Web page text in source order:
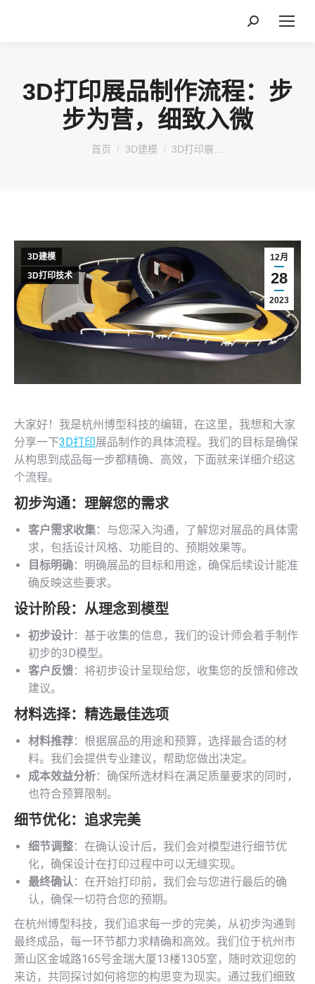
搜
3D打印展品制作流程：步
步为营，细致入微
您在这里：
首页 3D建模 3D打印展…
12月
28
2023
3D建模
3D打印技术
大家好！我是杭州博型科技的编辑，在这里，我想和大家
分享一下3D打印展品制作的具体流程。我们的目标是确保
从构思到成品每一步都精确、高效，下面就来详细介绍这
个流程。
初步沟通：理解您的需求
客户需求收集：与您深入沟通，了解您对展品的具体需
求，包括设计风格、功能目的、预期效果等。
目标明确：明确展品的目标和用途，确保后续设计能准
确反映这些要求。
设计阶段：从理念到模型
初步设计：基于收集的信息，我们的设计师会着手制作
初步的3D模型。
客户反馈：将初步设计呈现给您，收集您的反馈和修改
建议。
材料选择：精选最佳选项
材料推荐：根据展品的用途和预算，选择最合适的材
料。我们会提供专业建议，帮助您做出决定。
成本效益分析：确保所选材料在满足质量要求的同时，
也符合预算限制。
细节优化：追求完美
细节调整：在确认设计后，我们会对模型进行细节优
化，确保设计在打印过程中可以无缝实现。
最终确认 ：在开始打印前，我们会与您进行最后的确
认，确保一切符合您的预期。
在杭州博型科技，我们追求每一步的完美，从初步沟通到
最终成品，每一环节都力求精确和高效。我们位于杭州市
萧山区金城路165号金瑞大厦13楼1305室，随时欢迎您的
来访，共同探讨如何将您的构思变为现实。通过我们细致